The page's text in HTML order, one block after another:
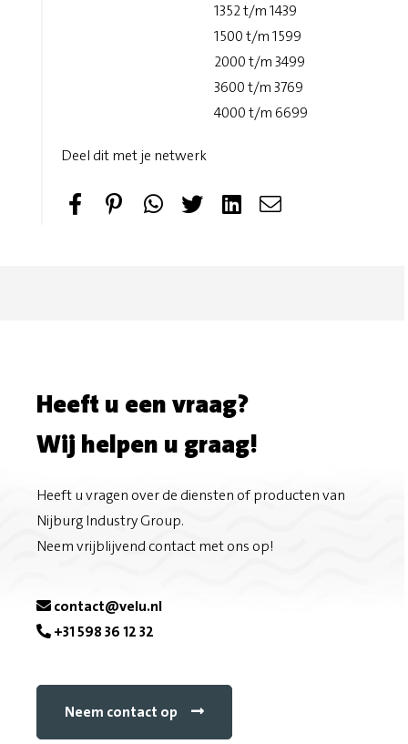
1352 t/m 1439
1500 t/m 1599
2000 t/m 3499
3600 t/m 3769
4000 t/m 6699
Deel dit met je netwerk
S
o
n
a
c
e
b
o
P
T
S
Heeft u een vraag?
Wij helpen u graag!
Heeft u vragen over de diensten of producten van
Nijburg Industry Group.
Neem vrijblijvend contact met ons op!
contact@velu.nl
+31 598 36 12 32
Neem contact op